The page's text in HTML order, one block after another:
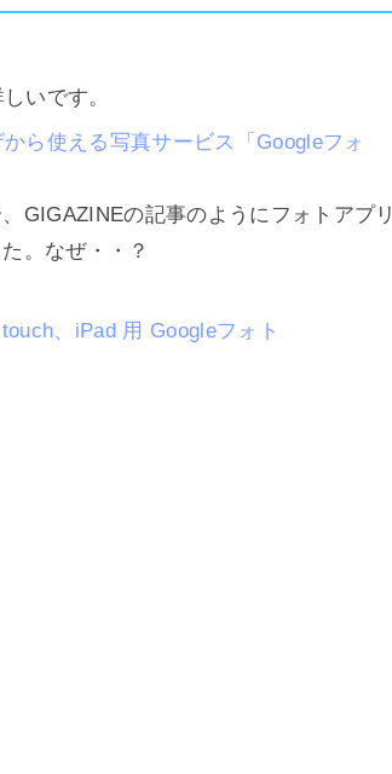
いです。
ら使える写真サービス「Googleフォ
GIGAZINEの記事のようにフォトアプリ
。なぜ・・？
、iPad 用 Googleフォト